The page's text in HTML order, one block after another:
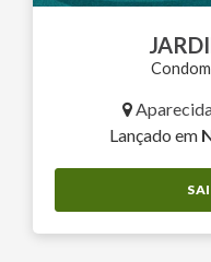
Lançado em